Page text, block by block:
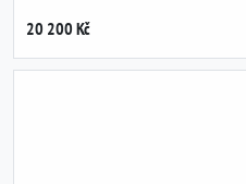
20 200 Kč